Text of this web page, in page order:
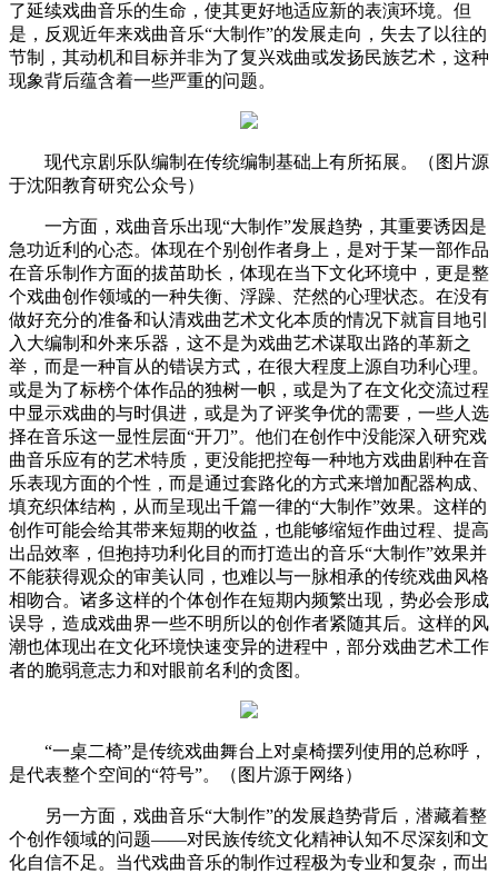
了延续戏曲音乐的生命，使其更好地适应新的表演环境。但
是，反观近年来戏曲音乐“大制作”的发展走向，失去了以往的
节制，其动机和目标并非为了复兴戏曲或发扬民族艺术，这种
现象背后蕴含着一些严重的问题。
现代京剧乐队编制在传统编制基础上有所拓展。（图片源
于沈阳教育研究公众号）
一方面，戏曲音乐出现“大制作”发展趋势，其重要诱因是
急功近利的心态。体现在个别创作者身上，是对于某一部作品
在音乐制作方面的拔苗助长，体现在当下文化环境中，更是整
个戏曲创作领域的一种失衡、浮躁、茫然的心理状态。在没有
做好充分的准备和认清戏曲艺术文化本质的情况下就盲目地引
入大编制和外来乐器，这不是为戏曲艺术谋取出路的革新之
举，而是一种盲从的错误方式，在很大程度上源自功利心理。
或是为了标榜个体作品的独树一帜，或是为了在文化交流过程
中显示戏曲的与时俱进，或是为了评奖争优的需要，一些人选
择在音乐这一显性层面“开刀”。他们在创作中没能深入研究戏
曲音乐应有的艺术特质，更没能把控每一种地方戏曲剧种在音
乐表现方面的个性，而是通过套路化的方式来增加配器构成、
填充织体结构，从而呈现出千篇一律的“大制作”效果。这样的
创作可能会给其带来短期的收益，也能够缩短作曲过程、提高
出品效率，但抱持功利化目的而打造出的音乐“大制作”效果并
不能获得观众的审美认同，也难以与一脉相承的传统戏曲风格
相吻合。诸多这样的个体创作在短期内频繁出现，势必会形成
误导，造成戏曲界一些不明所以的创作者紧随其后。这样的风
潮也体现出在文化环境快速变异的进程中，部分戏曲艺术工作
者的脆弱意志力和对眼前名利的贪图。
“一桌二椅”是传统戏曲舞台上对桌椅摆列使用的总称呼，
是代表整个空间的“符号”。（图片源于网络）
另一方面，戏曲音乐“大制作”的发展趋势背后，潜藏着整
个创作领域的问题——对民族传统文化精神认知不尽深刻和文
化自信不足。当代戏曲音乐的制作过程极为专业和复杂，而出